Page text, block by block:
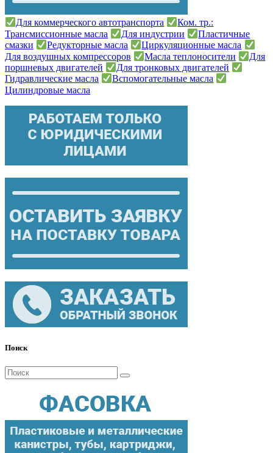
Для коммерческого автотранспорта
Ком. тр.:
Трансмиссионные масла
Для индустрии
Пластичные
смазки
Редукторные масла
Циркуляционные масла
Для воздушных компрессоров
Масла теплоносители
Для
поршневых двигателей
Для тронковых двигателей
Гидравлические масла
Вспомогательные масла
Цилиндровые масла
Поиск
Поиск
для: